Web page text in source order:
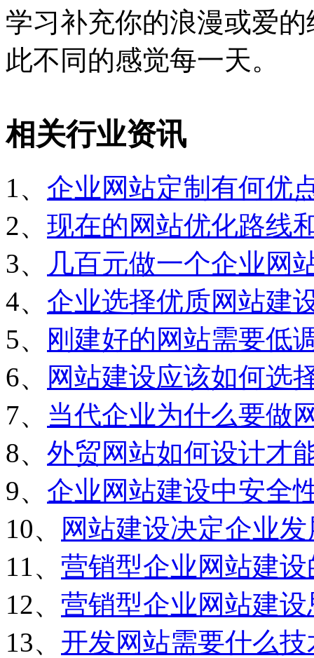
学习补充你的浪漫或爱
此不同的感觉每一天。
相关行业资讯
1、 企业网站定制有何优
2、 现在的网站优化路线
3、
几百元做一个企业网
4、 企业选择优质网站建
5、
刚建好的网站需要低
6、
网站建设应该如何选
7、 当代企业为什么要做
8、 外贸网站如何设计才
9、 企业网站建设中安全
10、
网站建设决定企业
11、 营销型企业网站建
12、 营销型企业网站建设
13、 开发网站需要什么技